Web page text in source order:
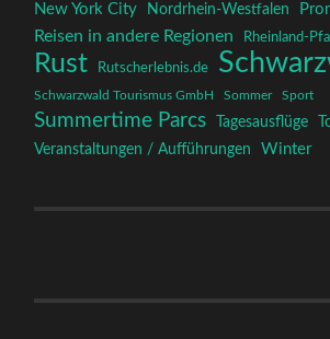
New York City Nordrhein-Westfalen
Reisen in andere Regionen Rheinland-
Rust Rutscherlebnis.de
Schwarzwald Tourismus GmbH Sommer Sport
Summertime Parcs Tagesausflüge
Veranstaltungen / Aufführungen
Winter